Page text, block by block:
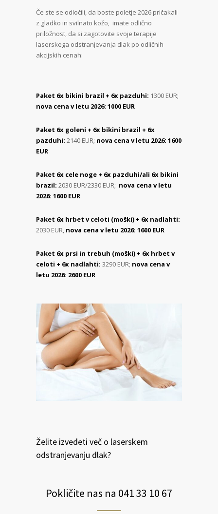
Če ste se odločili, da boste poletje 2026 pričakali
z gladko in svilnato kožo, imate odlično
priložnost, da si zagotovite svoje terapije
laserskega odstranjevanja dlak po odličnih
akcijskih cenah:
Paket 6x bikini brazil + 6x pazduhi: 1300 EUR;
nova cena v letu 2026: 1000 EUR
Paket 6x goleni + 6x bikini brazil + 6x
pazduhi: 2140 EUR; nova cena v letu 2026: 1600
EUR
Paket 6x cele noge + 6x pazduhi/ali 6x bikini
brazil: 2030 EUR/2330 EUR; nova cena v letu
2026: 1600 EUR
Paket 6x hrbet v celoti (moški) + 6x nadlahti:
2030 EUR, nova cena v letu 2026: 1600 EUR
Paket 6x prsi in trebuh (moški) + 6x hrbet v
celoti + 6x nadlahti: 3290 EUR; nova cena v
letu 2026: 2600 EUR
Želite izvedeti več o laserskem
odstranjevanju dlak?
Pokličite nas na 041 33 10 67